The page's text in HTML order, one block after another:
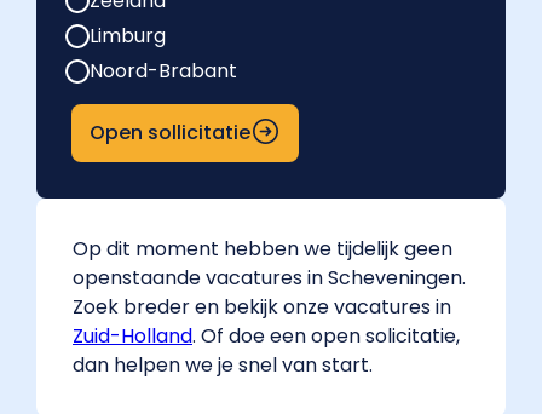
Limburg
Noord-Brabant
Open sollicitatie
Op dit moment hebben we tijdelijk geen
openstaande vacatures in Scheveningen.
Zoek breder en bekijk onze vacatures in
Zuid-Holland. Of doe een open solicitatie,
dan helpen we je snel van start.